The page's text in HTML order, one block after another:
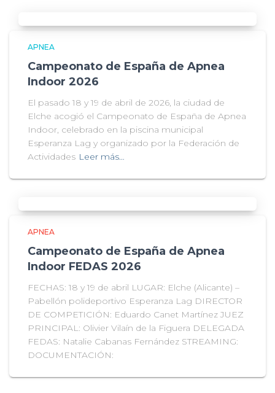
APNEA
Campeonato de España de Apnea
Indoor 2026
El pasado 18 y 19 de abril de 2026, la ciudad de
Elche acogió el Campeonato de España de Apnea
Indoor, celebrado en la piscina municipal
Esperanza Lag y organizado por la Federación de
Actividades Leer más…
APNEA
Campeonato de España de Apnea
Indoor FEDAS 2026
FECHAS: 18 y 19 de abril LUGAR: Elche (Alicante) –
Pabellón polideportivo Esperanza Lag DIRECTOR
DE COMPETICIÓN: Eduardo Canet Martínez JUEZ
PRINCIPAL: Olivier Vilaín de la Figuera DELEGADA
FEDAS: Natalie Cabanas Fernández STREAMING:
DOCUMENTACIÓN: